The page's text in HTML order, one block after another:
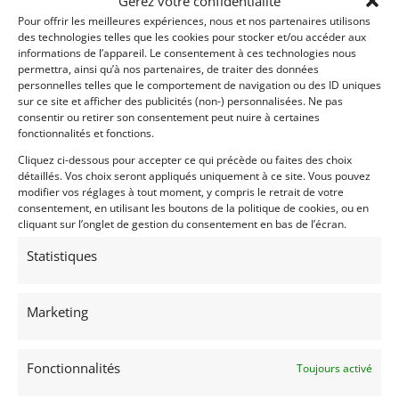
Pour offrir les meilleures expériences, nous et nos partenaires utilisons
des technologies telles que les cookies pour stocker et/ou accéder aux
informations de l’appareil. Le consentement à ces technologies nous
permettra, ainsi qu’à nos partenaires, de traiter des données
personnelles telles que le comportement de navigation ou des ID uniques
sur ce site et afficher des publicités (non-) personnalisées. Ne pas
consentir ou retirer son consentement peut nuire à certaines
fonctionnalités et fonctions.
Cliquez ci-dessous pour accepter ce qui précède ou faites des choix
détaillés. Vos choix seront appliqués uniquement à ce site. Vous pouvez
modifier vos réglages à tout moment, y compris le retrait de votre
consentement, en utilisant les boutons de la politique de cookies, ou en
cliquant sur l’onglet de gestion du consentement en bas de l’écran.
Statistiques
Marketing
Fonctionnalités Toujours activé
37
CONCORDE LINER 990M (2007) [VENDU]
HUY (BELGIQUE)
Vends Motorhome Concorde Liner 990m de 2007. Version
"luxe" du modèle. Etat impeccable à tout point de vue !
Vendu par : MY VINTAGE